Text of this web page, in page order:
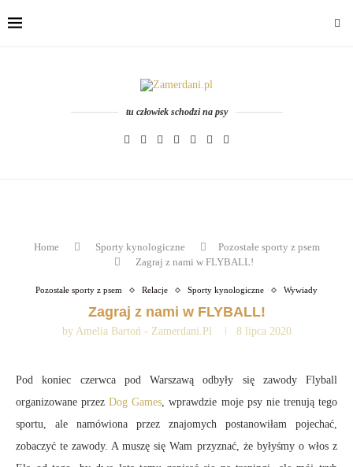
tu człowiek schodzi na psy
Home Sporty kynologiczne
Pozostałe sporty z psem
Zagraj z nami w FLYBALL!
Pozostałe sporty z psem Relacje Sporty kynologiczne Wywiady
Zagraj z nami w FLYBALL!
by Amelia Bartoń - Zamerdani.pl 8 lipca 2020
Pod koniec czerwca pod Warszawą odbyły się zawody Flyball
organizowane przezDog Games, wprawdzie moje psy nie trenują tego
sportu, ale namówiona przez znajomych postanowiłam pojechać,
zobaczyć te zawody. A muszę się Wam przyznać, że byłyśmy o włos z